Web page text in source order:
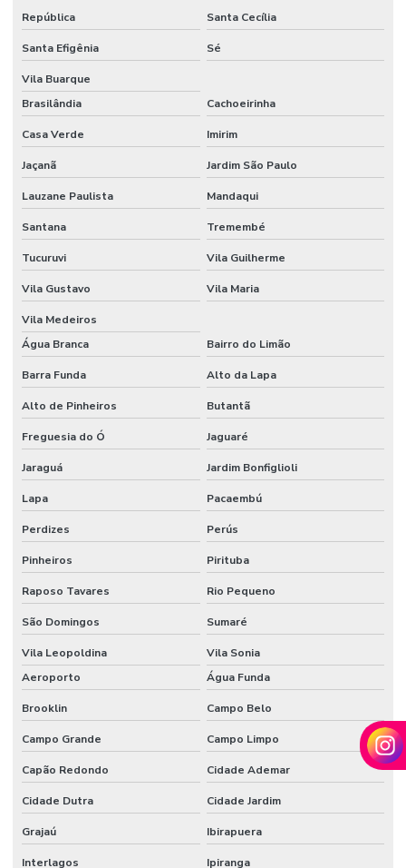
República Santa Cecília
Santa Efigênia Sé
Vila Buarque
Brasilândia
Cachoeirinha
Casa Verde Imirim
Jaçanã Jardim São Paulo
Lauzane Paulista Mandaqui
Santana Tremembé
Tucuruvi Vila Guilherme
Vila Gustavo Vila Maria
Vila Medeiros
Água Branca
Bairro do Limão
Barra Funda Alto da Lapa
Alto de Pinheiros Butantã
Freguesia do Ó Jaguaré
Jaraguá Jardim Bonfiglioli
Lapa Pacaembú
Perdizes Perús
Pinheiros Pirituba
Raposo Tavares Rio Pequeno
São Domingos Sumaré
Vila Leopoldina
Vila Sonia
Aeroporto
Água Funda
Brooklin Campo Belo
Campo Grande Campo Limpo
Capão Redondo Cidade Ademar
Cidade Dutra Cidade Jardim
Grajaú Ibirapuera
Interlagos Ipiranga